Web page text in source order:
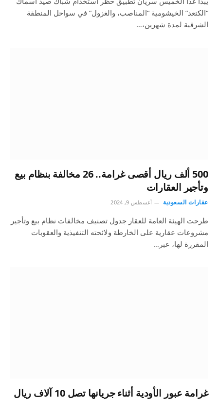
“الكنعد” الخيشومية “المناصب، والغزول” في سواحل المنطقة
الشرقية لمدة شهرين،…
500 ألف ريال أقصى غرامة.. 26 مخالفة بنظام بيع
وتأجير العقارات
عقارات السعودية أغسطس 9, 2024
طرحت الهيئة العامة للعقار جدول تصنيف مخالفات نظام بيع وتأجير
مشروعات عقارية على الخارطة ولائحته التنفيذية والعقوبات
المقررة لها، عبر…
غرامة عبور الأودية أثناء جريانها تصل 10 آلاف ريال